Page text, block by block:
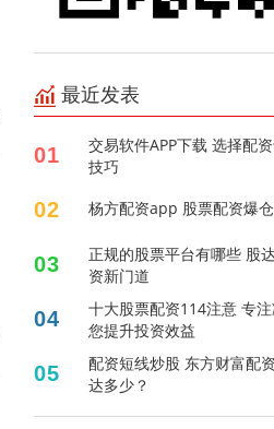
最近发表
01
交易软件APP下载 选择配
技巧
02 杨方配资app 股票配资爆
03
正规的股票平台有哪些 股
资新门道
04
十大股票配资114注意 专
您提升投资效益
05
配资短线炒股 东方财富配
达多少？